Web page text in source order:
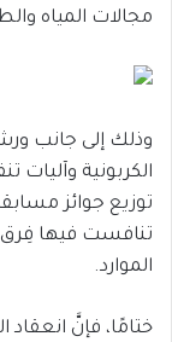
مجالات المياه
وذلك إلى جانب
الكربونية وآليات
توزيع جوائز
تنافست فيها فِرق
الموارد.
ختامًا، فإنَّ انعقاد